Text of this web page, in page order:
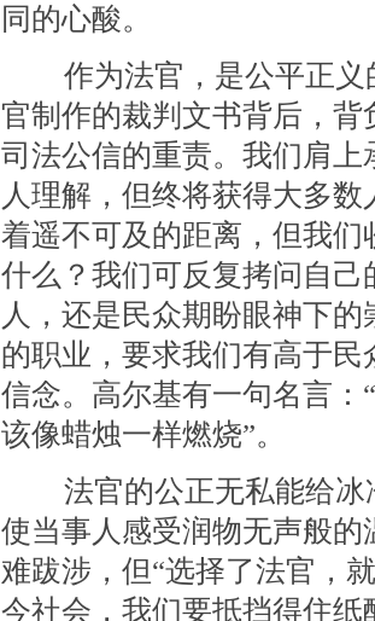
同的心酸。
作为法官，是公平正义
官制作的裁判文书背后，
司法公信的重责。我们肩
人理解，但终将获得大多
着遥不可及的距离，但我
什么？我们可反复拷问自
人，还是民众期盼眼神下
的职业，要求我们有高于
信念。高尔基有一句名言
该像蜡烛一样燃烧”。
法官的公正无私能给冰
使当事人感受润物无声般
难跋涉，但“选择了法官，
今社会，我们要抵挡得住